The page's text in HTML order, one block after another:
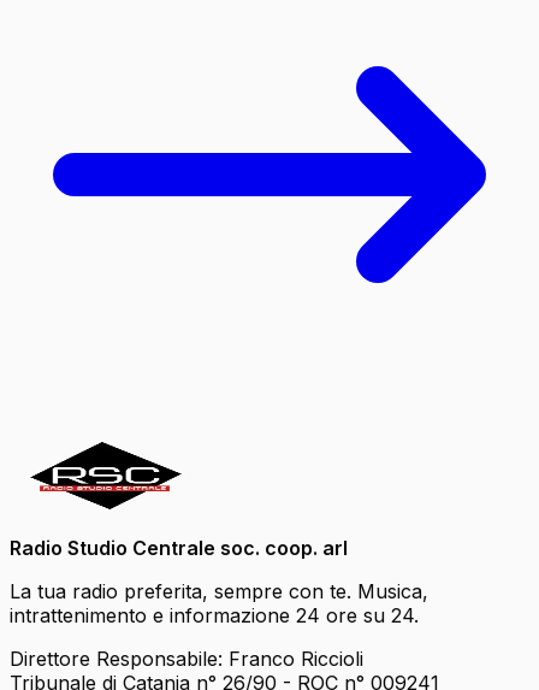
Radio Studio Centrale soc. coop. arl
La tua radio preferita, sempre con te. Musica,
intrattenimento e informazione 24 ore su 24.
Direttore Responsabile: Franco Riccioli
Tribunale di Catania n° 26/90 - ROC n° 009241